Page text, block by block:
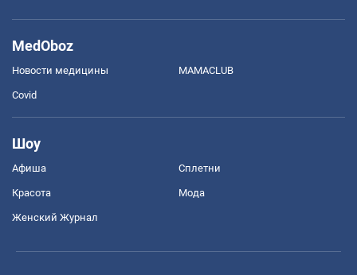
MedOboz
Новости медицины MAMACLUB
Covid
Шоу
Афиша Сплетни
Красота Мода
Женский Журнал